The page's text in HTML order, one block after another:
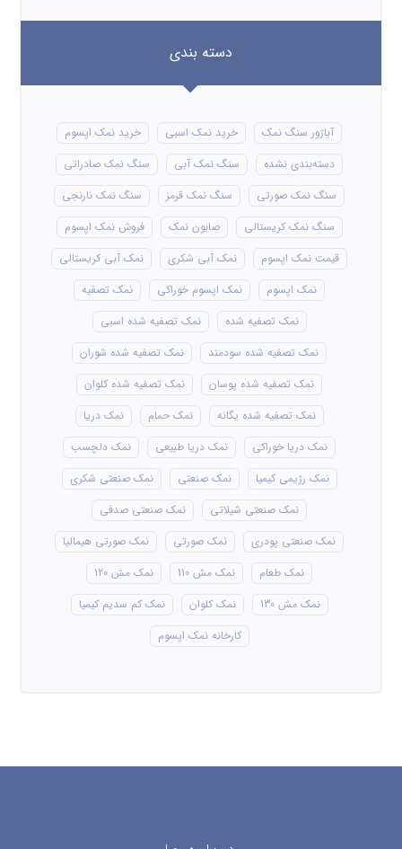
دسته بندی
آباژور سنگ نمک خرید نمک اسبی
خرید نمک اپسوم
دسته‌بندی نشده
سنگ نمک آبی
سنگ نمک صادراتی
سنگ نمک صورتی
سنگ نمک قرمز
سنگ نمک نارنجی
سنگ نمک کریستالی
صابون نمک
فروش نمک اپسوم
قیمت نمک اپسوم
نمک آبی شکری
نمک آبی کریستالی
نمک اپسوم
نمک اپسوم خوراکی
نمک تصفیه
نمک تصفیه شده
نمک تصفیه شده اسبی
نمک تصفیه شده سودمند
نمک تصفیه شده شوران
نمک تصفیه شده پوسان
نمک تصفیه شده کلوان
نمک تصفیه شده یگانه
نمک حمام
نمک دریا
نمک دریا خوراکی
نمک دریا طبیعی
نمک دلچسب
نمک رژیمی کیمیا
نمک صنعتی
نمک صنعتی شکری
نمک صنعتی شیلاتی
نمک صنعتی صدفی
نمک صنعتی پودری
نمک صورتی
نمک صورتی هیمالیا
نمک طعام
نمک مش 110
نمک مش 120
نمک مش 130
نمک کلوان
نمک کم سدیم کیمیا
کارخانه نمک اپسوم